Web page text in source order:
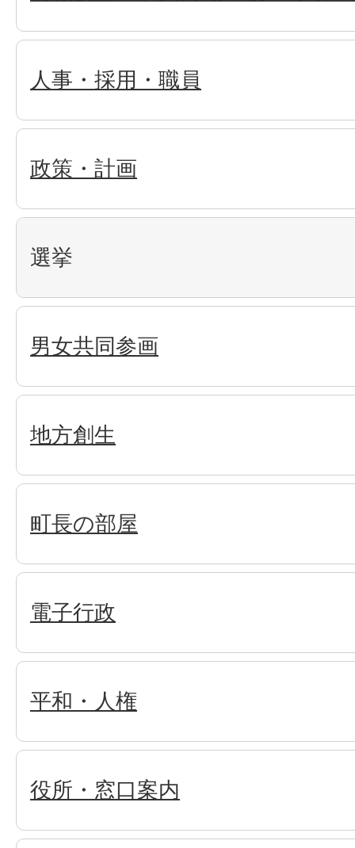
人事・採用・職員
政策・計画
選挙
男女共同参画
地方創生
町長の部屋
電子行政
平和・人権
役所・窓口案内